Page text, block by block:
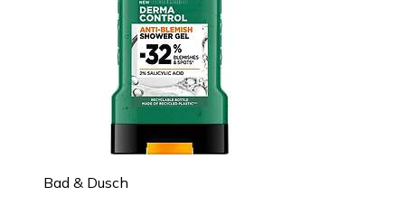
Bad & Dusch